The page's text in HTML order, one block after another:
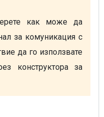
как може да
за комуникация с
да го използвате
конструктора за